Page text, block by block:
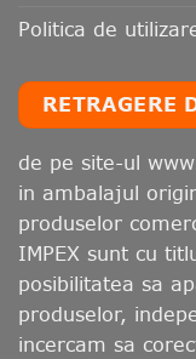
Politica de
RETRAGERE
de pe site-ul
in ambalajul
produselor
IMPEX sunt cu
posibilitatea sa
produselor,
incercam sa